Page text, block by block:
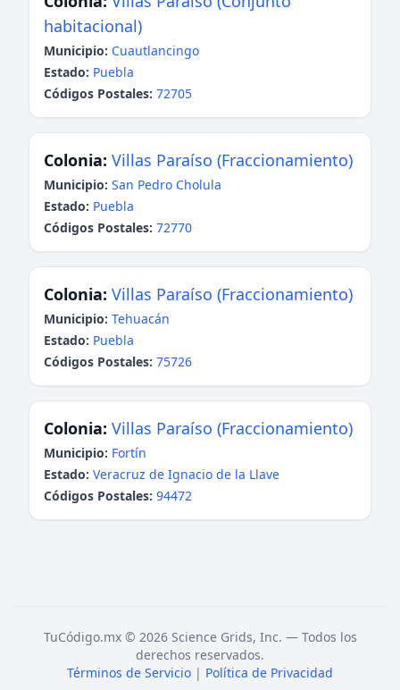
habitacional)
Municipio: Cuautlancingo
Estado: Puebla
Códigos Postales: 72705
Colonia: Villas Paraíso (Fraccionamiento)
Municipio: San Pedro Cholula
Estado: Puebla
Códigos Postales: 72770
Colonia: Villas Paraíso (Fraccionamiento)
Municipio: Tehuacán
Estado: Puebla
Códigos Postales: 75726
Colonia: Villas Paraíso (Fraccionamiento)
Municipio: Fortín
Estado: Veracruz de Ignacio de la Llave
Códigos Postales: 94472
TuCódigo.mx © 2026 Science Grids, Inc. — Todos los
derechos reservados.
Términos de Servicio | Política de Privacidad